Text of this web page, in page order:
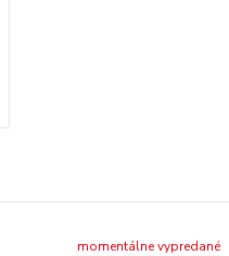
momentálne vypredané